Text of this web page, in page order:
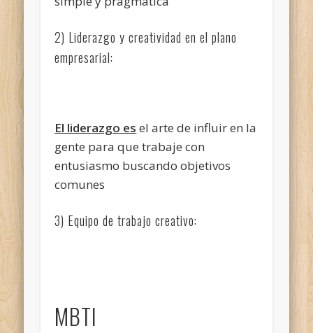
2) Liderazgo y creatividad en el plano
empresarial:
El liderazgo es el arte de influir en la
gente para que trabaje con
entusiasmo buscando objetivos
comunes
3) Equipo de trabajo creativo:
MBTI